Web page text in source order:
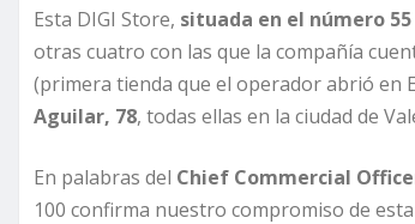
Esta DIGI Store, situada en el número
otras cuatro con las que la compañía
(primera tienda que el operador abrió en
Aguilar, 78, todas ellas en la ciudad de
En palabras del Chief Commercial
100 confirma nuestro compromiso de